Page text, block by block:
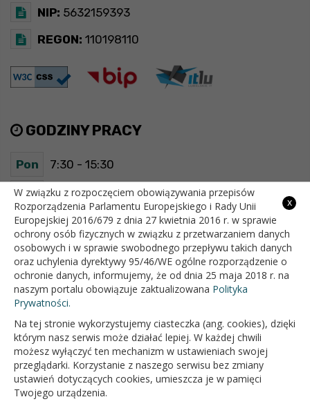
NIP: 5632159393
REGON: 110198110
GODZINY PRACY
Pon 7:30 - 15:30
Wt 7:30 - 15:30
Śr 7:30 - 15:30
Czw 7:30 - 15:30
Pt 7:30 - 15:30
OFICJALNY SERWIS INTERNETOWY GMINY BIAŁOPOLE
x
W związku z rozpoczęciem obowiązywania przepisów
Rozporządzenia Parlamentu Europejskiego i Rady Unii
Europejskiej 2016/679 z dnia 27 kwietnia 2016 r. w sprawie
ochrony osób fizycznych w związku z przetwarzaniem danych
osobowych i w sprawie swobodnego przepływu takich danych
oraz uchylenia dyrektywy 95/46/WE ogólne rozporządzenie o
ochronie danych, informujemy, że od dnia 25 maja 2018 r. na
naszym portalu obowiązuje zaktualizowana Polityka
Prywatności.
Na tej stronie wykorzystujemy ciasteczka (ang. cookies), dzięki
którym nasz serwis może działać lepiej. W każdej chwili
możesz wyłączyć ten mechanizm w ustawieniach swojej
przeglądarki. Korzystanie z naszego serwisu bez zmiany
ustawień dotyczących cookies, umieszcza je w pamięci
Twojego urządzenia.